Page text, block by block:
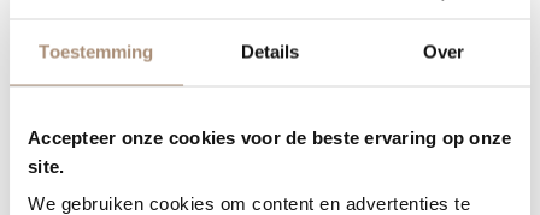
Toestemming Details Over
Accepteer onze cookies voor de beste ervaring op onze
site.
We gebruiken cookies om content en advertenties te